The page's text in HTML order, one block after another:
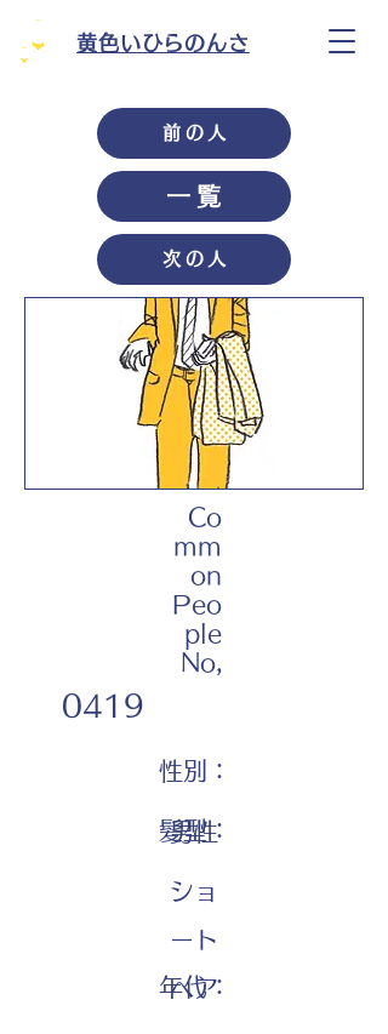
黄色いひらのんさ
前の人
一覧
次の人
Co
mm
on
Peo
ple
No,
0419
性別：
男性
髪型：
ショ
ート
ヘア
年代：